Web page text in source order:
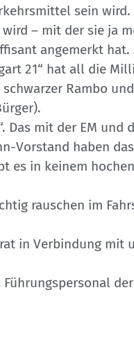
sein
– mit der sie ja
angemerkt
21“ hat all die
Rambo
Das mit der EM und
Vorstand haben
es in keinem
rauschen im
in Verbindung mit